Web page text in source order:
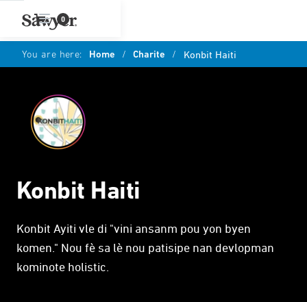
0
You are here: Home / Charite / Konbit Haiti
Konbit Haiti
Konbit Ayiti vle di "vini ansanm pou yon byen
komen." Nou fè sa lè nou patisipe nan devlopman
kominote holistic.